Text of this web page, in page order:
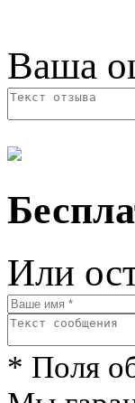
Ваша
Или
* Поля